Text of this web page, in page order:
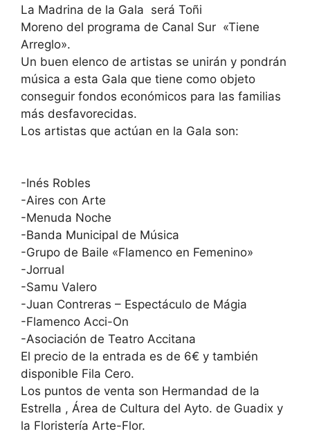
La Madrina de la Gala será Toñi
Moreno del programa de Canal Sur «Tiene
Arreglo».
Un buen elenco de artistas se unirán y pondrán
música a esta Gala que tiene como objeto
conseguir fondos económicos para las familias
más desfavorecidas.
Los artistas que actúan en la Gala son:
-Inés Robles
-Aires con Arte
-Menuda Noche
-Banda Municipal de Música
-Grupo de Baile «Flamenco en Femenino»
-Jorrual
-Samu Valero
-Juan Contreras – Espectáculo de Mágia
-Flamenco Acci-On
-Asociación de Teatro Accitana
El precio de la entrada es de 6€ y también
disponible Fila Cero.
Los puntos de venta son Hermandad de la
Estrella , Área de Cultura del Ayto. de Guadix y
la Floristería Arte-Flor.